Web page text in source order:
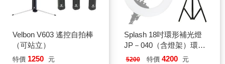
Velbon V603 遙控自拍棒
（可站立）
特價 1250 元
Splash 18吋環形補光燈
JP－040（含燈架）環燈
加寬版
5200 特價 4200 元